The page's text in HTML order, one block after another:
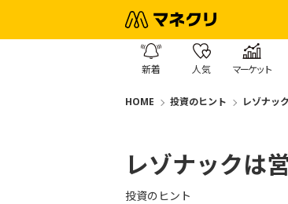
新着 人気 マーケット
HOME 投資のヒント レゾナッ
レゾナックは
投資のヒント